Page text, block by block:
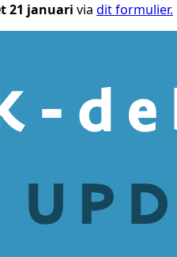
21 januari via dit formulier.